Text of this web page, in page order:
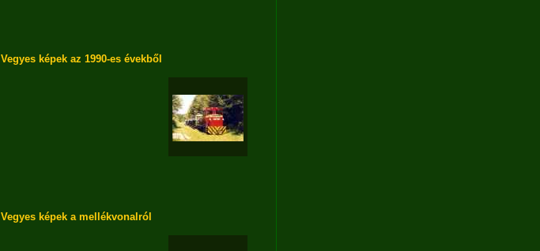
Vegyes képek az 1990-es évekből
Vegyes képek a mellékvonalról